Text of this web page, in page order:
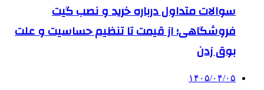
سوالات متداول درباره خرید و نصب گیت
فروشگاهی؛ از قیمت تا تنظیم حساسیت و علت
بوق زدن
۱۴۰۵/۰۴/۰۵